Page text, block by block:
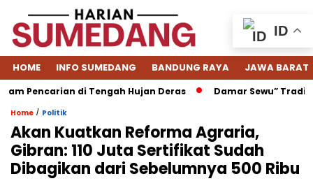
HOME INFO SUMEDANG BANDUNG RAYA JAWA BARAT
di Tengah Hujan Deras Damar Sewu” Tradisi
Home / Politik
Akan Kuatkan Reforma Agraria,
Gibran: 110 Juta Sertifikat Sudah
Dibagikan dari Sebelumnya 500 Ribu
ID